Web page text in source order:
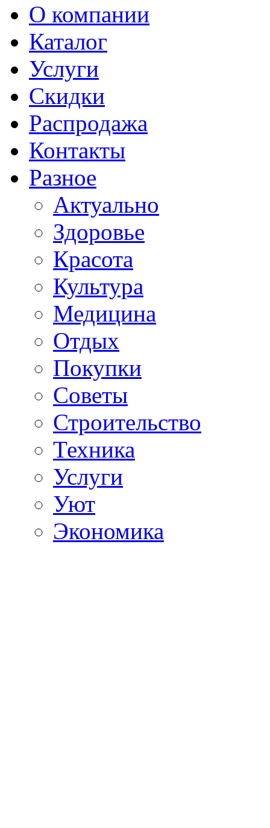
О компании
Каталог
Услуги
Скидки
Распродажа
Контакты
Разное
Актуально
Здоровье
Красота
Культура
Медицина
Отдых
Покупки
Советы
Строительство
Техника
Услуги
Уют
Экономика